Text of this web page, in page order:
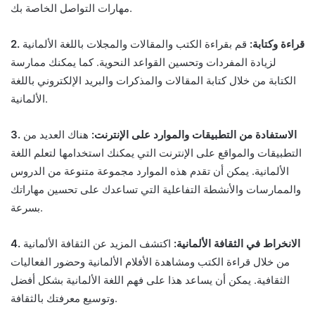
مهارات التواصل الخاصة بك.
2. قراءة وكتابة: قم بقراءة الكتب والمقالات والمجلات باللغة الألمانية
لزيادة المفردات وتحسين القواعد النحوية. كما يمكنك ممارسة
الكتابة من خلال كتابة المقالات والمذكرات والبريد الإلكتروني باللغة
الألمانية.
3. الاستفادة من التطبيقات والموارد على الإنترنت: هناك العديد من
التطبيقات والمواقع على الإنترنت التي يمكنك استخدامها لتعلم اللغة
الألمانية. يمكن أن تقدم هذه الموارد مجموعة متنوعة من الدروس
والممارسات والأنشطة التفاعلية التي تساعدك على تحسين مهاراتك
بسرعة.
4. الانخراط في الثقافة الألمانية: اكتشف المزيد عن الثقافة الألمانية
من خلال قراءة الكتب ومشاهدة الأفلام الألمانية وحضور الفعاليات
الثقافية. يمكن أن يساعد هذا على فهم اللغة الألمانية بشكل أفضل
وتوسيع معرفتك بالثقافة.